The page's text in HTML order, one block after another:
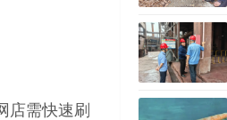
店需快速刷